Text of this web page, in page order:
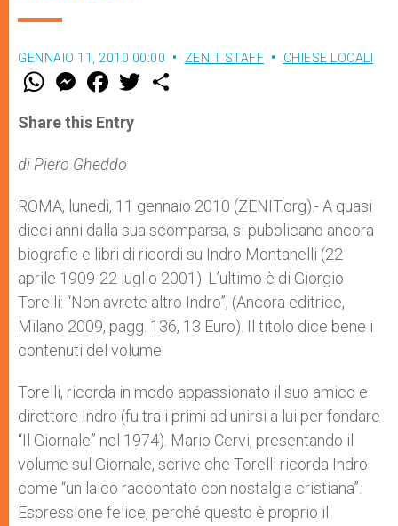
GENNAIO 11, 2010 00:00 ZENIT STAFF CHIESE LOCALI
W
t
s
p
p
M
e
s
e
g
e
F
a
e
b
o
k
w
Share this Entry
di Piero Gheddo
ROMA, lunedì, 11 gennaio 2010 (ZENIT.org).- A quasi
dieci anni dalla sua scomparsa, si pubblicano ancora
biografie e libri di ricordi su Indro Montanelli (22
aprile 1909-22 luglio 2001). L’ultimo è di Giorgio
Torelli: “Non avrete altro Indro”, (Ancora editrice,
Milano 2009, pagg. 136, 13 Euro). Il titolo dice bene i
contenuti del volume.
Torelli, ricorda in modo appassionato il suo amico e
direttore Indro (fu tra i primi ad unirsi a lui per fondare
“Il Giornale” nel 1974). Mario Cervi, presentando il
volume sul Giornale, scrive che Torelli ricorda Indro
come “un laico raccontato con nostalgia cristiana”.
Espressione felice, perché questo è proprio il